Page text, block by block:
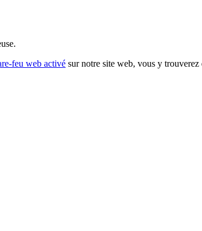
feu web activé sur notre site web, vous y